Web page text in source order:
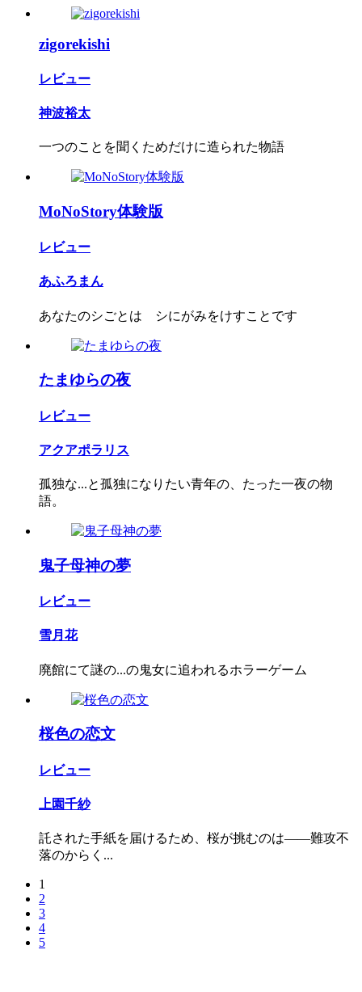
zigorekishi
レビュー
神波裕太
一つのことを聞くためだけに造られた物語
MoNoStory体験版
レビュー
あふろまん
あなたのシごとは シにがみをけすことです
たまゆらの夜
レビュー
アクアポラリス
孤独な...と孤独になりたい青年の、たった一夜の物
語。
鬼子母神の夢
レビュー
雪月花
廃館にて謎の...の鬼女に追われるホラーゲーム
桜色の恋文
レビュー
上園千紗
託された手紙を届けるため、桜が挑むのは――難攻不
落のからく...
1
2
3
4
5